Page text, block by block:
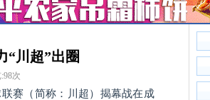
“川超”出圈
98次
赛（简称：川超）揭幕战在成